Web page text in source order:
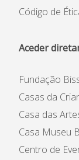
Código de
Aceder
Fundação
Casas da
Casa das
Casa Museu
Centro de